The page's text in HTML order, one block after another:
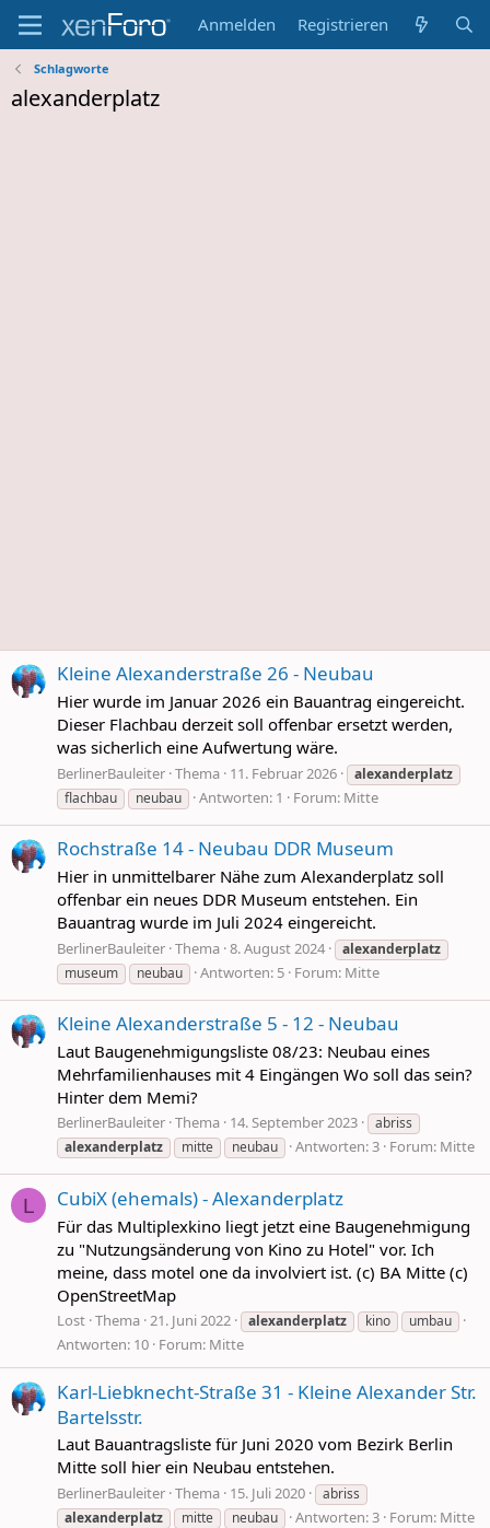
Anmelden Registrieren
Schlagworte
alexanderplatz
Kleine Alexanderstraße 26 - Neubau
Hier wurde im Januar 2026 ein Bauantrag eingereicht.
Dieser Flachbau derzeit soll offenbar ersetzt werden,
was sicherlich eine Aufwertung wäre.
BerlinerBauleiter Thema 11. Februar 2026
alexanderplatz
flachbau
neubau Antworten: 1 Forum: Mitte
Rochstraße 14 - Neubau DDR Museum
Hier in unmittelbarer Nähe zum Alexanderplatz soll
offenbar ein neues DDR Museum entstehen. Ein
Bauantrag wurde im Juli 2024 eingereicht.
BerlinerBauleiter Thema 8. August 2024
alexanderplatz
museum
neubau Antworten: 5 Forum: Mitte
Kleine Alexanderstraße 5 - 12 - Neubau
Laut Baugenehmigungsliste 08/23: Neubau eines
Mehrfamilienhauses mit 4 Eingängen Wo soll das sein?
Hinter dem Memi?
BerlinerBauleiter Thema 14. September 2023
abriss
alexanderplatz
mitte neubau Antworten: 3 Forum: Mitte
L CubiX (ehemals) - Alexanderplatz
Für das Multiplexkino liegt jetzt eine Baugenehmigung
zu "Nutzungsänderung von Kino zu Hotel" vor. Ich
meine, dass motel one da involviert ist. (c) BA Mitte (c)
OpenStreetMap
Lost Thema 21. Juni 2022 alexanderplatz kino umbau
Antworten: 10 Forum: Mitte
Karl-Liebknecht-Straße 31 - Kleine Alexander Str.
Bartelsstr.
Laut Bauantragsliste für Juni 2020 vom Bezirk Berlin
Mitte soll hier ein Neubau entstehen.
BerlinerBauleiter Thema 15. Juli 2020
abriss
alexanderplatz
mitte neubau Antworten: 3 Forum: Mitte